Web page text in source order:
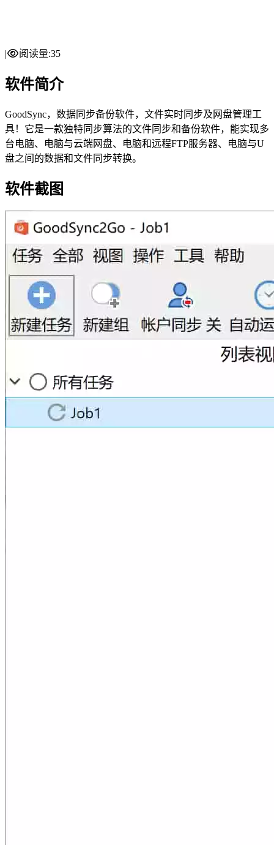
| 阅读量:35
软件简介
GoodSync，数据同步备份软件，文件实时同步及网盘管理工
具！它是一款独特同步算法的文件同步和备份软件，能实现多
台电脑、电脑与云端网盘、电脑和远程FTP服务器、电脑与U
盘之间的数据和文件同步转换。
软件截图